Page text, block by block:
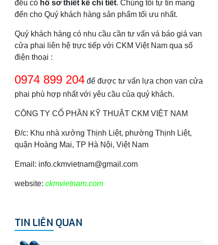
đều có hồ sơ thiết kế chi tiết. Chúng tôi tự tin mang
đến cho Quý khách hàng sản phẩm tối ưu nhất.
Quý khách hàng có nhu cầu cần tư vấn vá báo giá van
cửa phai liên hệ trực tiếp với CKM Việt Nam qua số
điện thoại :
0974 899 204 để được tư vấn lựa chọn van cửa
phai phù hợp nhất với yêu cầu của quý khách.
CÔNG TY CỔ PHẦN KỸ THUẬT CKM VIỆT NAM
Đ/c: Khu nhà xưởng Thịnh Liệt, phường Thịnh Liệt,
quận Hoàng Mai, TP Hà Nội, Việt Nam
Email: info.ckmvietnam@gmail.com
website: ckmvietnam.com
TIN LIÊN QUAN